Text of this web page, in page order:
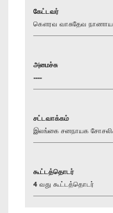
கேட்டவர்
கௌரவ வாசுதேவ
அமைச்சு
----
சட்டவாக்கம்
இலங்கை சனநாயக
கூட்டத்தொடர்
4 வது கூட்டத்தொடர்